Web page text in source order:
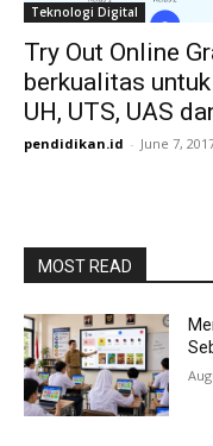
Teknologi Digital
Try Out Online
berkualitas
UH, UTS, UAS
pendidikan.id - June 7,
MOST READ